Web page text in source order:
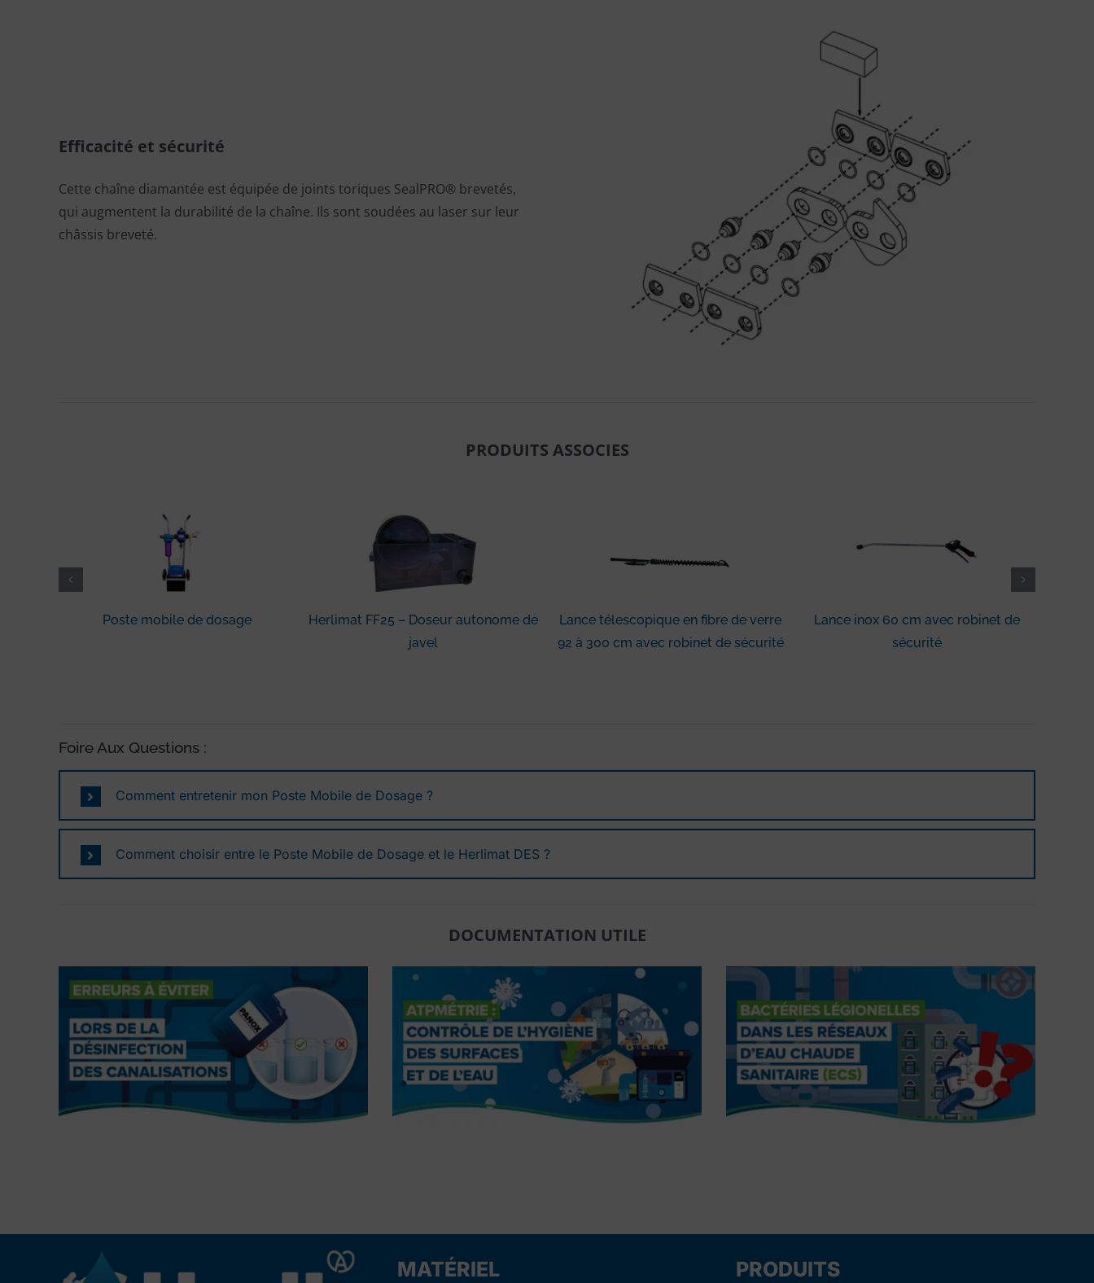
Efficacité et sécurité
Cette chaîne diamantée est équipée de joints toriques SealPRO® brevetés,
qui augmentent la durabilité de la chaîne. Ils sont soudées au laser sur leur
châssis breveté.
PRODUITS ASSOCIES
Poste mobile de dosage
Herlimat FF25 – Doseur autonome de
javel
Lance télescopique en fibre de verre
92 à 300 cm avec robinet de sécurité
Lance inox 60 cm avec robinet de
sécurité
Foire Aux Questions :
Comment entretenir mon Poste Mobile de Dosage ?
Comment choisir entre le Poste Mobile de Dosage et le Herlimat DES ?
DOCUMENTATION UTILE
MATÉRIEL PRODUITS